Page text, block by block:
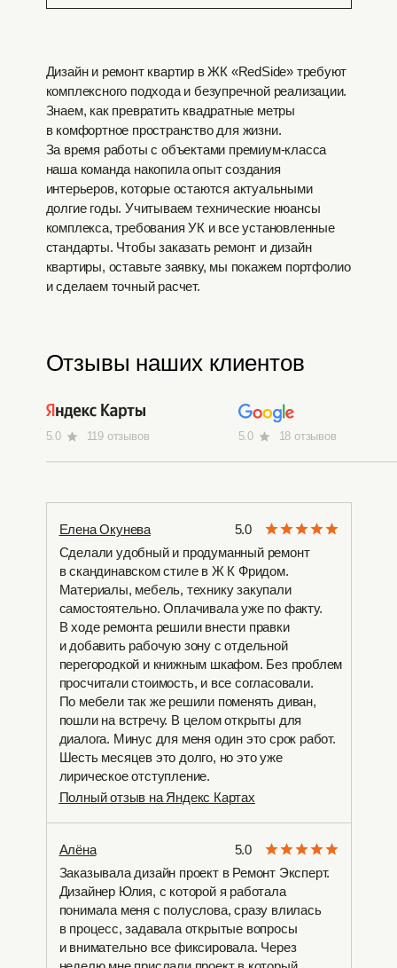
Дизайн и ремонт квартир в ЖК «RedSide» требуют
комплексного подхода и безупречной реализации.
Знаем, как превратить квадратные метры
в комфортное пространство для жизни.
За время работы с объектами премиум-класса
наша команда накопила опыт создания
интерьеров, которые остаются актуальными
долгие годы. Учитываем технические нюансы
комплекса, требования УК и все установленные
стандарты. Чтобы заказать ремонт и дизайн
квартиры, оставьте заявку, мы покажем портфолио
и сделаем точный расчет.
Отзывы наших клиентов
5.0 119 отзывов 5.0 18 отзывов
Елена Окунева
Полный отзыв на Яндекс Картах
Сделали удобный и продуманный ремонт
в скандинавском стиле в Ж К Фридом.
Материалы, мебель, технику закупали
самостоятельно. Оплачивала уже по факту.
В ходе ремонта решили внести правки
и добавить рабочую зону с отдельной
перегородкой и книжным шкафом. Без проблем
просчитали стоимость, и все согласовали.
По мебели так же решили поменять диван,
пошли на встречу. В целом открыты для
диалога. Минус для меня один это срок работ.
Шесть месяцев это долго, но это уже
лирическое отступление.
5.0
Алёна
Заказывала дизайн проект в Ремонт Эксперт.
Дизайнер Юлия, с которой я работала
понимала меня с полуслова, сразу влилась
в процесс, задавала открытые вопросы
и внимательно все фиксировала. Через
5.0